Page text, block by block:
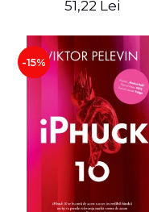
51,22 Lei
-15%